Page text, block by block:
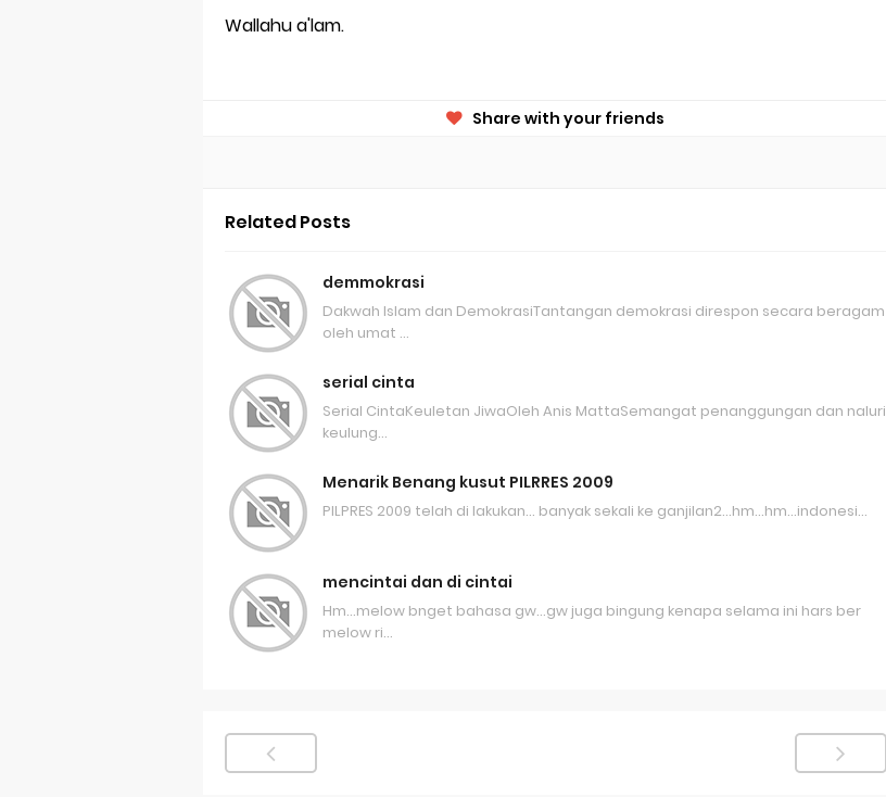
Wallahu a'lam.
Share with your friends
Related Posts
demmokrasi
Dakwah Islam dan DemokrasiTantangan demokrasi direspon secara beragam
oleh umat …
serial cinta
Serial CintaKeuletan JiwaOleh Anis MattaSemangat penanggungan dan naluri
keulung…
Menarik Benang kusut PILRRES 2009
PILPRES 2009 telah di lakukan... banyak sekali ke ganjilan2...hm...hm...indonesi…
mencintai dan di cintai
Hm...melow bnget bahasa gw...gw juga bingung kenapa selama ini hars ber
melow ri…